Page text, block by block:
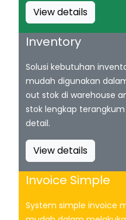
View details
Inventory
Solusi kebutuhan
mudah digunakan
out stok di warehouse
stok lengkap
detail.
View details
Invoice Simple
System simple invoice